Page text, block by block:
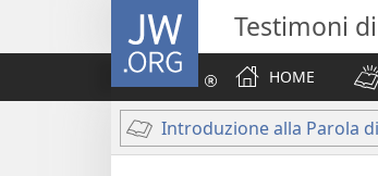
JW.ORG Testimoni
HOME
Introduzione alla Parola